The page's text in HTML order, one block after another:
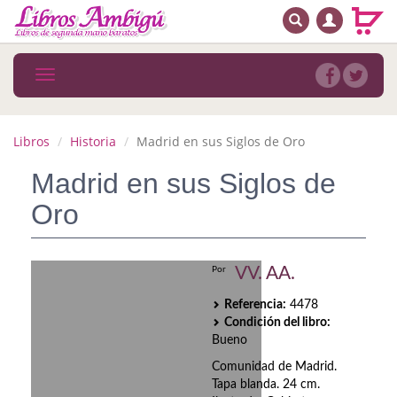
MENÚ PRINCIPAL
Novedades
MATERIAS
Arte
BUSCAR
Toggle
navigation
Libros Historia Madrid en sus Siglos de Oro
Madrid en sus Siglos de
Oro
Por VV. AA.
Referencia: 4478
Condición del libro:
Bueno
Comunidad de Madrid.
Tapa blanda. 24 cm.